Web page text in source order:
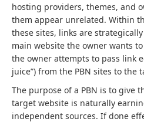
hosting providers, themes, and
them appear unrelated. Within
these sites, links are
main website the owner wants
the owner attempts to pass link
juice”) from the PBN sites to the
The purpose of a PBN is to give
target website is naturally
independent sources. If done